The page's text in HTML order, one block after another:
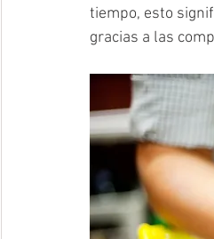
tiempo, esto
gracias a las